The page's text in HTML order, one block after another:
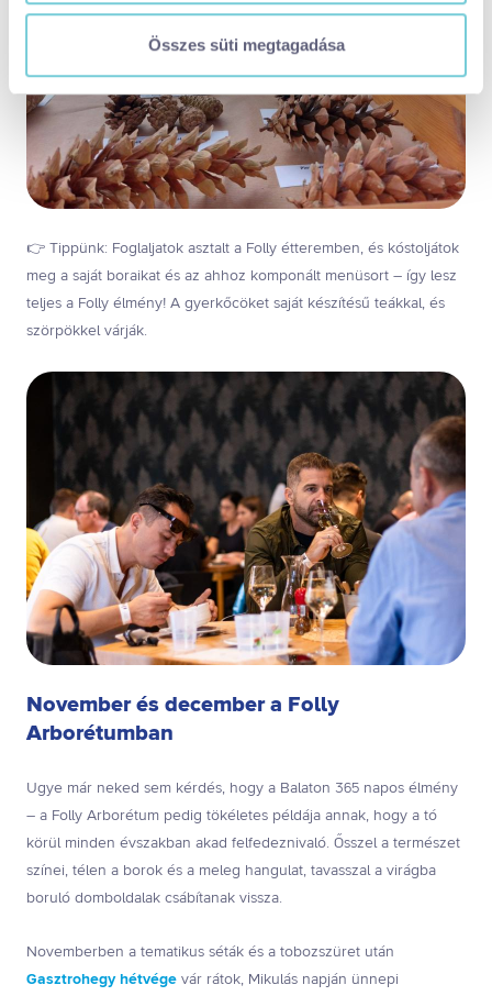
tájékoztatóért:
visitbalaton365-weboldal-sutikezelesi-tajekoztato.pdf
Kizárólag az elengedhetetlen sütiket használja
(alapértelmezett)
Kiválasztottak engedélyezése
Összes süti engedélyezése
Összes süti visszautasítása
Ön a hozzájárulását bármikor visszavonhatja a weboldal
visszavonása nem érinti a hozzájáruláson alapuló, a
visszavonás előtti adatkezelés jogszerűségét.
Összes süti megtagadása
👉 Tippünk: Foglaljatok asztalt a Folly étteremben, és kóstoljátok
meg a saját boraikat és az ahhoz komponált menüsort – így lesz
teljes a Folly élmény! A gyerkőcöket saját készítésű teákkal, és
szörpökkel várják.
November és december a Folly
Arborétumban
Ugye már neked sem kérdés, hogy a Balaton 365 napos élmény
– a Folly Arborétum pedig tökéletes példája annak, hogy a tó
körül minden évszakban akad felfedeznivaló. Ősszel a természet
színei, télen a borok és a meleg hangulat, tavasszal a virágba
boruló domboldalak csábítanak vissza.
Novemberben a tematikus séták és a tobozszüret után
Gasztrohegy hétvége vár rátok, Mikulás napján ünnepi